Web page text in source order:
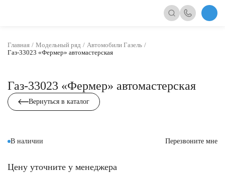
Главная Модельный ряд
Автомобили Газель
Газ-33023 «Фермер» автомастерская
Газ-33023 «Фермер» автомастерская
Вернуться в каталог
В наличии Перезвоните мне
Цену уточните у менеджера